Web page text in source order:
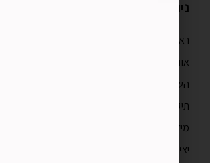
ניווט מהיר
ראשי
אודות
השירותים שלנו
תיק עבודות
מידע מקצועי
יצירת קשר